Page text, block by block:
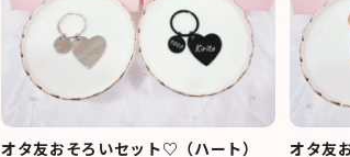
オタ友おそろいセット♡（ハート）
オタ友